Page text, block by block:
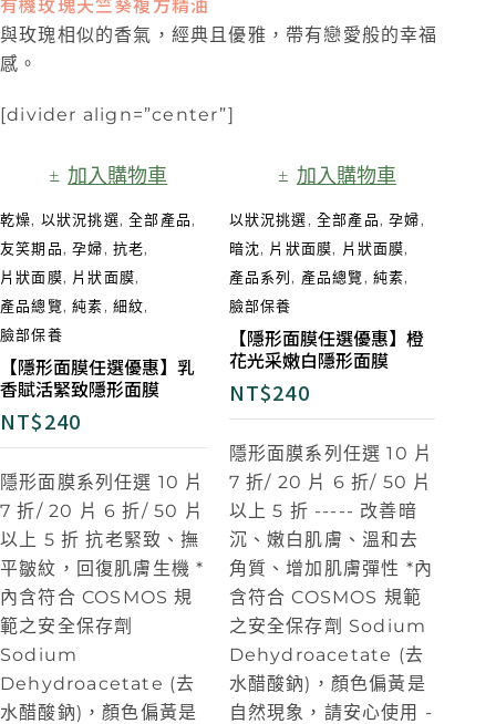
與玫瑰相似的香氣，經典且優雅，帶有戀愛般的幸福
感。
[divider align=”center”]
加入購物車
乾燥, 以狀況挑選,全部產品,
友笑期品,孕婦,抗老,
片狀面膜, 片狀面膜,
產品總覽,純素,細紋,
臉部保養
【隱形面膜任選優惠】乳
香賦活緊致隱形面膜
NT$240
隱形面膜系列任選 10 片
7 折/ 20 片 6 折/ 50 片
以上 5 折 抗老緊致、撫
平皺紋，回復肌膚生機 *
內含符合 COSMOS 規
範之安全保存劑
Sodium
Dehydroacetate (去
水醋酸鈉)，顏色偏黃是
加入購物車
以狀況挑選, 全部產品,孕婦,
暗沈, 片狀面膜, 片狀面膜,
產品系列, 產品總覽,純素,
臉部保養
【隱形面膜任選優惠】橙
花光采嫩白隱形面膜
NT$240
隱形面膜系列任選 10 片
7 折/ 20 片 6 折/ 50 片
以上 5 折 ----- 改善暗
沉、嫩白肌膚、溫和去
角質、增加肌膚彈性 *內
含符合 COSMOS 規範
之安全保存劑 Sodium
Dehydroacetate (去
水醋酸鈉)，顏色偏黃是
自然現象，請安心使用 -